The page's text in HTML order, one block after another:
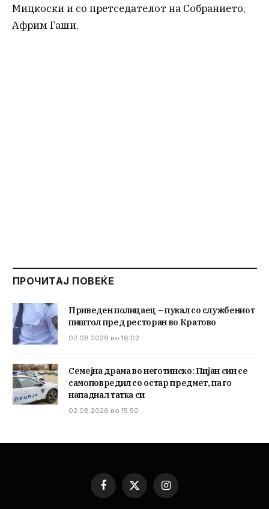
Мицкоски и со претседателот на Собранието,
Африм Гаши.
ПРОЧИТАЈ ПОВЕЌЕ
Приведен полицаец – пукал со службениот
пиштол пред ресторан во Кратово
02.08.2026 во 16:02
Семејна драма во неготинско: Пијан син се
самоповредил со остар предмет, па го
нападнал татка си
02.08.2026 во 15:50
Facebook
X
(Twitter)
Instagram